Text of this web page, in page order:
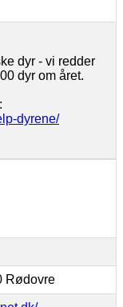
dyr - vi redder
dyr om året.
dyrene/
Rødovre